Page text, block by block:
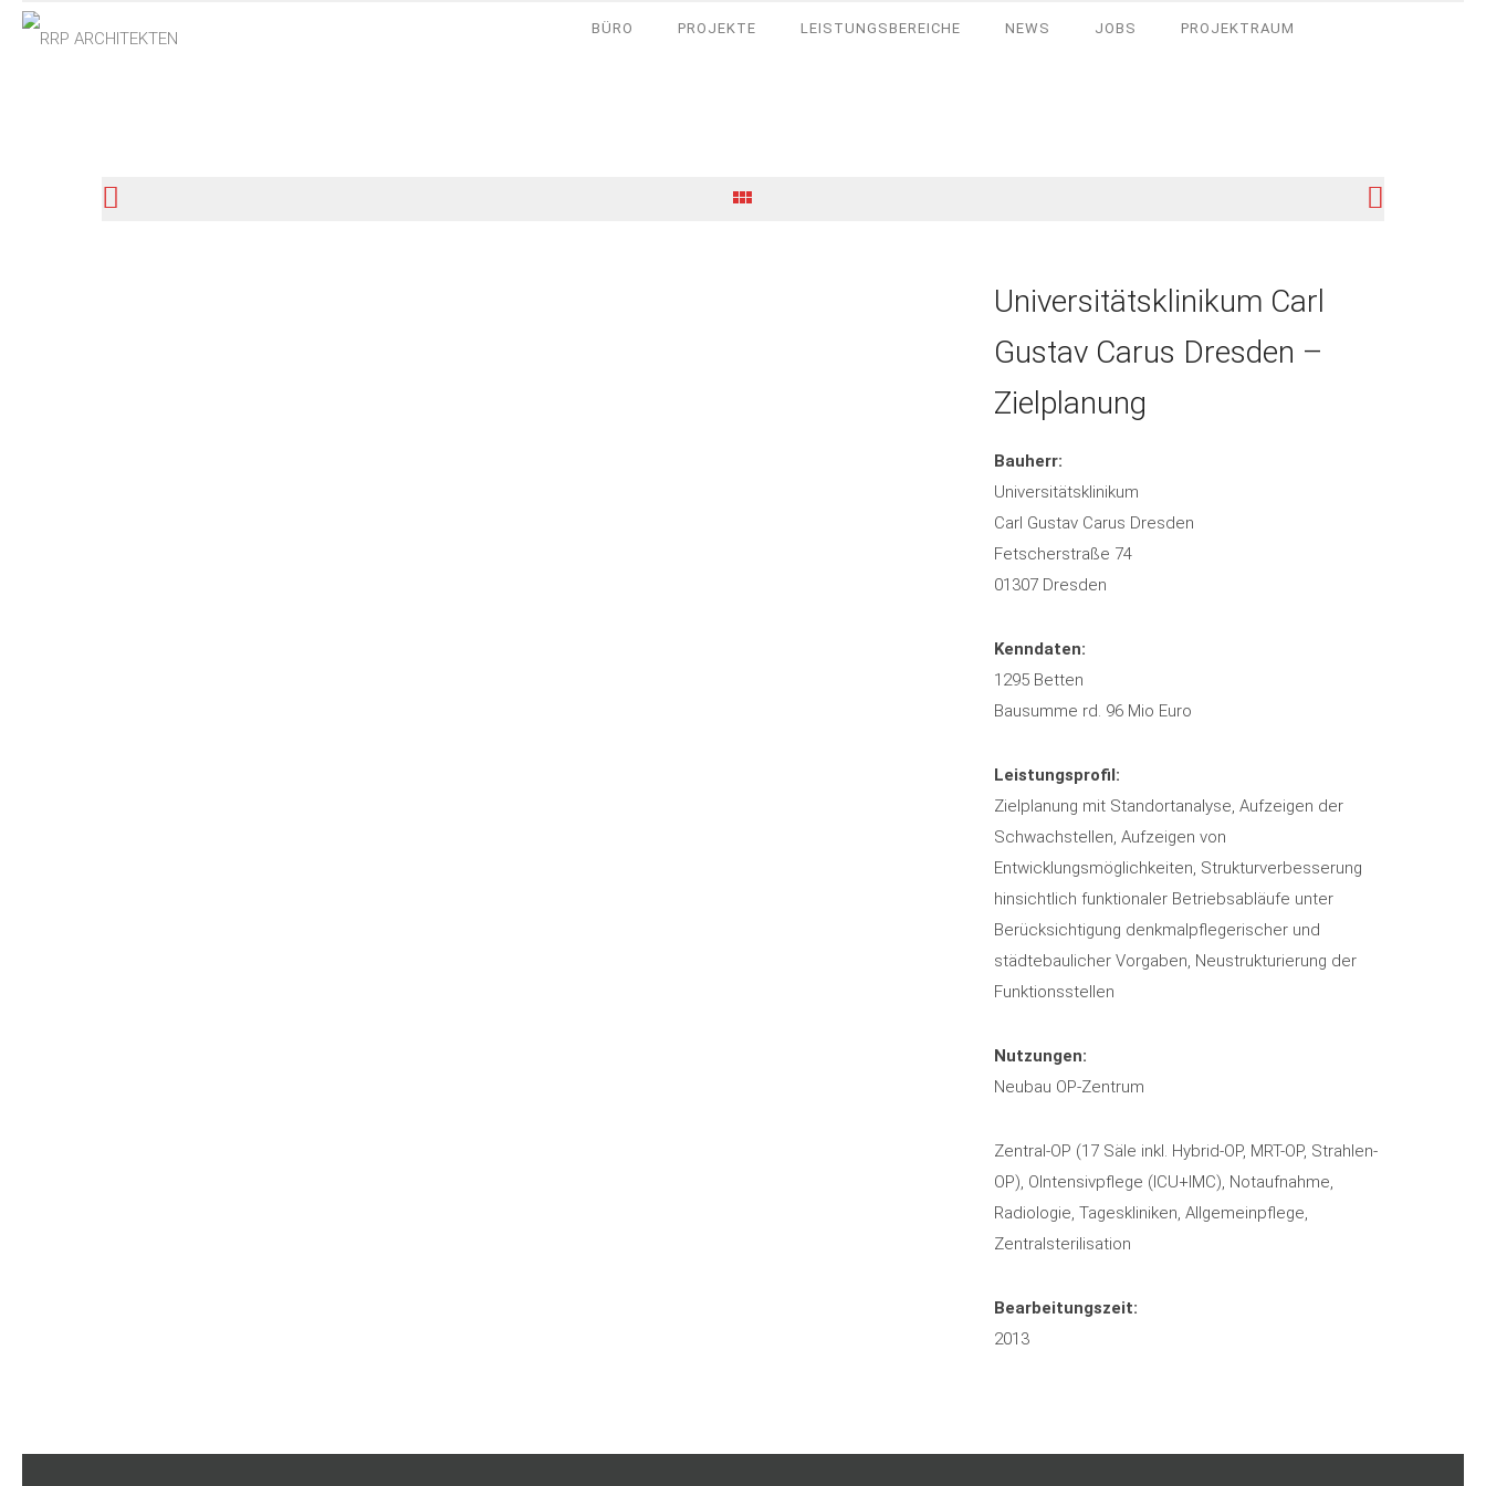
BÜRO PROJEKTE LEISTUNGSBEREICHE NEWS JOBS PROJEKTRAUM
Universitätsklinikum Carl
Gustav Carus Dresden –
Zielplanung
Bauherr:
Universitätsklinikum
Carl Gustav Carus Dresden
Fetscherstraße 74
01307 Dresden
Kenndaten:
1295 Betten
Bausumme rd. 96 Mio Euro
Leistungsprofil:
Zielplanung mit Standortanalyse, Aufzeigen der
Schwachstellen, Aufzeigen von
Entwicklungsmöglichkeiten, Strukturverbesserung
hinsichtlich funktionaler Betriebsabläufe unter
Berücksichtigung denkmalpflegerischer und
städtebaulicher Vorgaben, Neustrukturierung der
Funktionsstellen
Nutzungen:
Neubau OP-Zentrum
Zentral-OP (17 Säle inkl. Hybrid-OP, MRT-OP, Strahlen-
OP), OIntensivpflege (ICU+IMC), Notaufnahme,
Radiologie, Tageskliniken, Allgemeinpflege,
Zentralsterilisation
Bearbeitungszeit:
2013